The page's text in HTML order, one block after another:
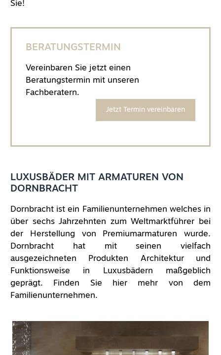
Sie!
BERATUNGSTERMIN
Vereinbaren Sie jetzt einen
Beratungstermin mit unseren
Fachberatern.
Jetzt Termin vereinbaren
LUXUSBÄDER MIT ARMATUREN VON
DORNBRACHT
Dornbracht ist ein Familienunternehmen welches in
über sechs Jahrzehnten zum Weltmarktführer bei
der Herstellung von Premiumarmaturen wurde.
Dornbracht hat mit seinen vielfach
ausgezeichneten Produkten Architektur und
Funktionsweise in Luxusbädern maßgeblich
geprägt. Finden Sie hier mehr von dem
Familienunternehmen.